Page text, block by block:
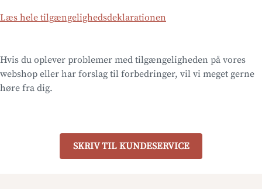
Læs hele tilgængelighedsdeklarationen
Hvis du oplever problemer med tilgængeligheden på vores
webshop eller har forslag til forbedringer, vil vi meget gerne
høre fra dig.
SKRIV TIL KUNDESERVICE